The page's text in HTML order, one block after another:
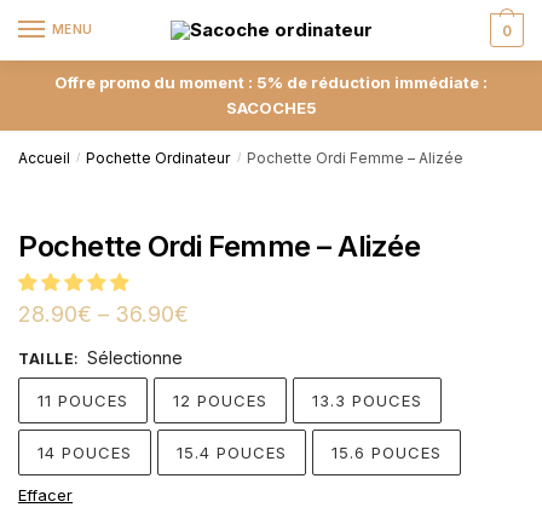
MENU 0
Offre promo du moment : 5% de réduction immédiate :
SACOCHE5
Accueil / Pochette Ordinateur / Pochette Ordi Femme – Alizée
Pochette Ordi Femme – Alizée
28.90€ – 36.90€
TAILLE: Sélectionne
11 POUCES 12 POUCES 13.3 POUCES
14 POUCES 15.4 POUCES 15.6 POUCES
Effacer